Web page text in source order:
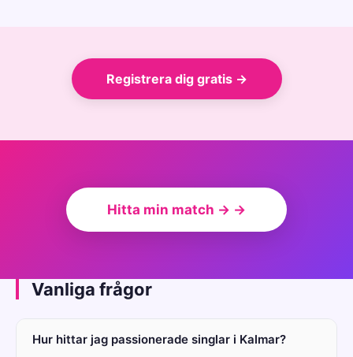
Registrera dig gratis →
Hitta min match → →
Vanliga frågor
Hur hittar jag passionerade singlar i Kalmar?